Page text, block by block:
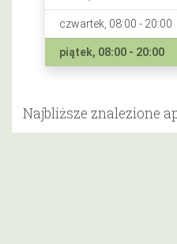
czwartek, 08:00 - 20:00
piątek, 08:00 - 20:00
Najbliższe znalezione